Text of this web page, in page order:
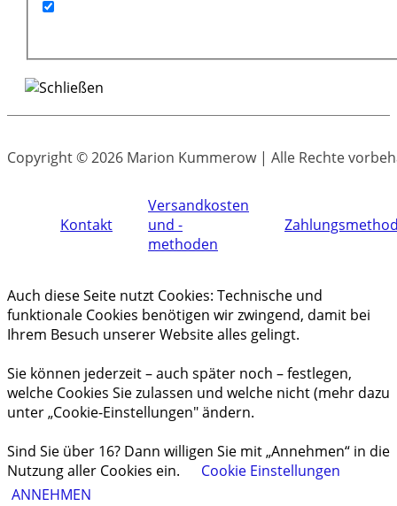
Copyright © 2026 Marion Kummerow | Alle Rechte
Kontakt
Versandkosten
und -
methoden
Auch diese Seite nutzt Cookies: Technische und
funktionale Cookies benötigen wir zwingend, damit bei
Ihrem Besuch unserer Website alles gelingt.
Sie können jederzeit – auch später noch – festlegen,
welche Cookies Sie zulassen und welche nicht (mehr dazu
unter „Cookie-Einstellungen" ändern.
Sind Sie über 16? Dann willigen Sie mit „Annehmen“ in die
Nutzung aller Cookies ein.
Cookie Einstellungen
ANNEHMEN